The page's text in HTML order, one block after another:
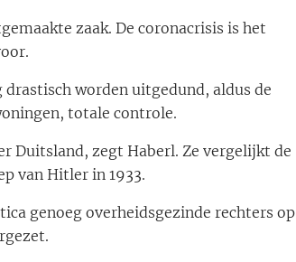
zaak. De coronacrisis is het
worden uitgedund, aldus de
totale controle.
Duitsland, zegt Haberl. Ze vergelijkt de
van Hitler in 1933.
genoeg overheidsgezinde rechters op